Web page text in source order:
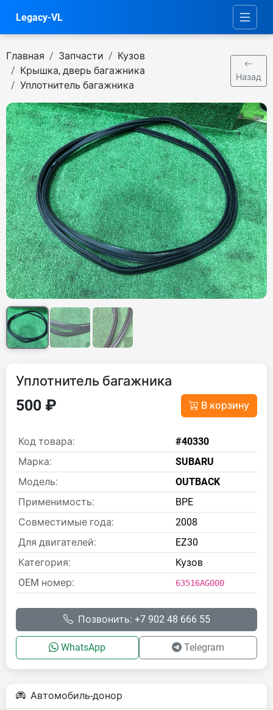
Legacy-VL
Главная Запчасти
Кузов
Крышка, дверь багажника
Уплотнитель багажника
Назад
Уплотнитель багажника
500 ₽ В корзину
Код товара:
#40330
Марка:
SUBARU
Модель:
OUTBACK
Применимость:
BPE
Совместимые года:
2008
Для двигателей:
EZ30
Категория:
Кузов
OEM номер:
63516AG000
Позвонить: +7 902 48 666 55
WhatsApp Telegram
Автомобиль-донор